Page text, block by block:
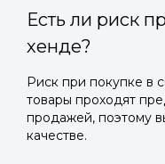
Есть ли риск
хенде?
Риск при покупке в
товары проходят
продажей, поэтому
качестве.